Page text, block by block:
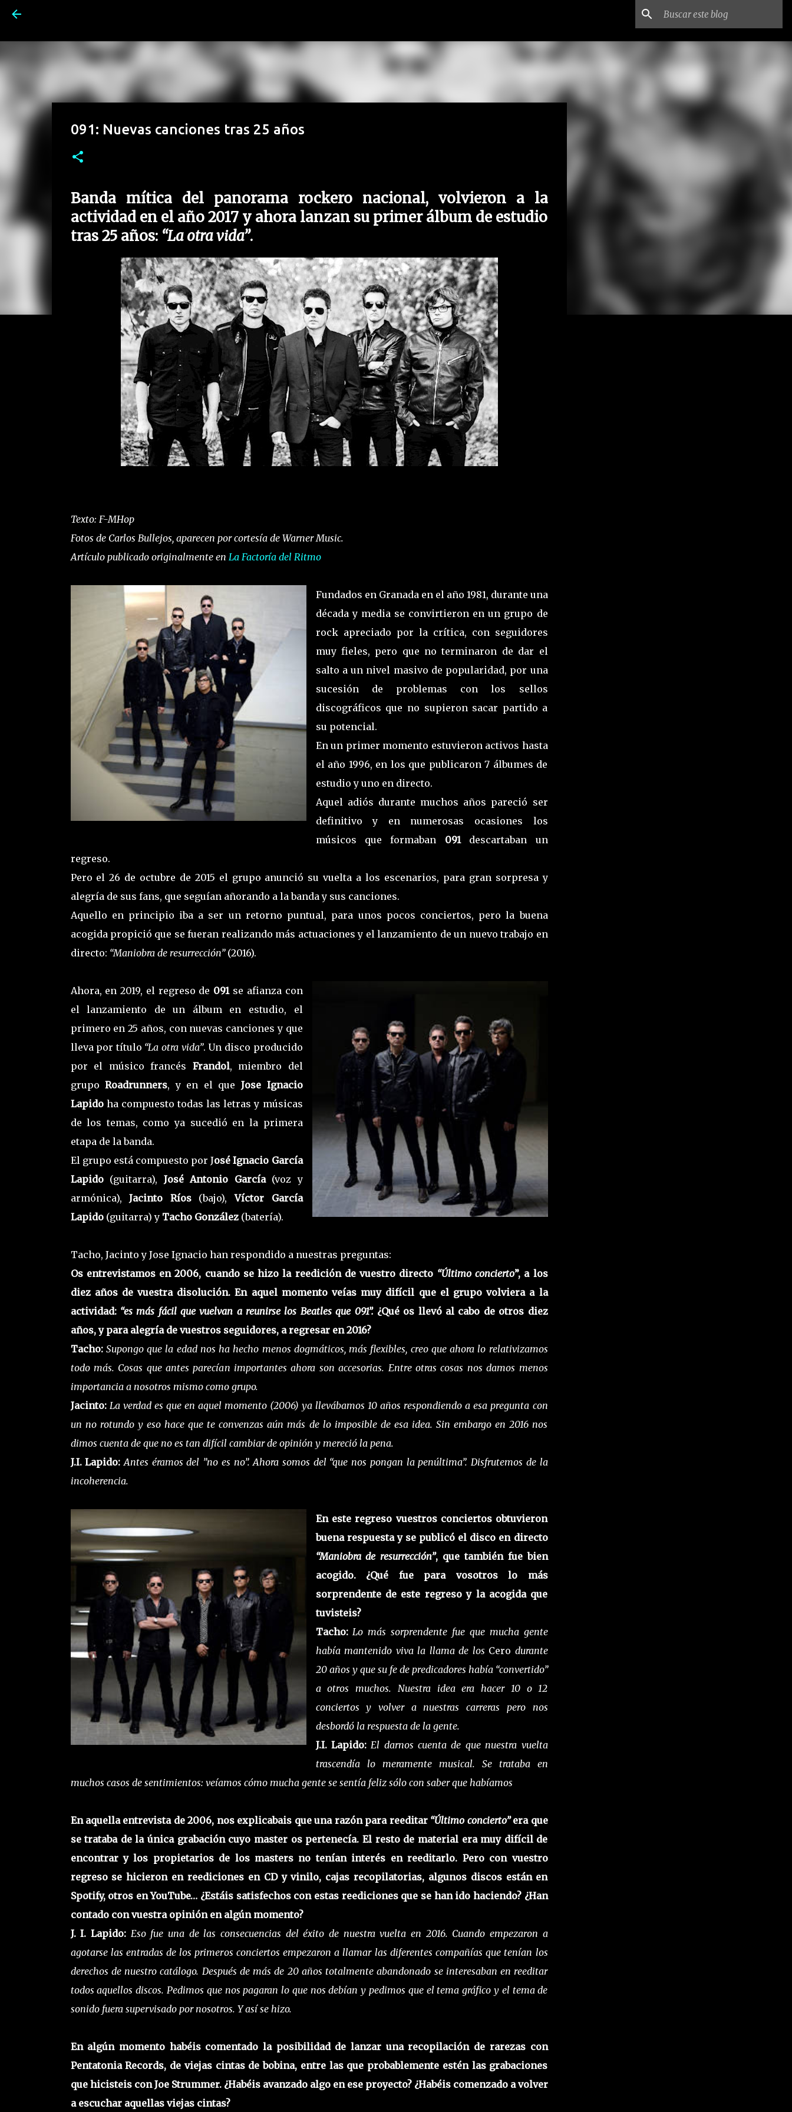
091: Nuevas canciones tras 25 años
Banda mítica del panorama rockero nacional, volvieron a la
actividad en el año 2017 y ahora lanzan su primer álbum de estudio
tras 25 años: “La otra vida”.
Texto: F-MHop
Fotos de Carlos Bullejos, aparecen por cortesía de Warner Music.
Artículo publicado originalmente en La Factoría del Ritmo
Fundados en Granada en el año 1981, durante una
década y media se convirtieron en un grupo de
rock apreciado por la crítica, con seguidores
muy fieles, pero que no terminaron de dar el
salto a un nivel masivo de popularidad, por una
sucesión de problemas con los sellos
discográficos que no supieron sacar partido a
su potencial.
En un primer momento estuvieron activos hasta
el año 1996, en los que publicaron 7 álbumes de
estudio y uno en directo.
Aquel adiós durante muchos años pareció ser
definitivo y en numerosas ocasiones los
músicos que formaban 091 descartaban un
regreso.
Pero el 26 de octubre de 2015 el grupo anunció su vuelta a los escenarios, para gran sorpresa y
alegría de sus fans, que seguían añorando a la banda y sus canciones.
Aquello en principio iba a ser un retorno puntual, para unos pocos conciertos, pero la buena
acogida propició que se fueran realizando más actuaciones y el lanzamiento de un nuevo trabajo en
directo: “Maniobra de resurrección”(2016).
Ahora, en 2019, el regreso de 091 se afianza con
el lanzamiento de un álbum en estudio, el
primero en 25 años, con nuevas canciones y que
lleva por título “La otra vida”. Un disco producido
por el músico francés Frandol, miembro del
grupoRoadrunners, y en el que Jose Ignacio
Lapido ha compuesto todas las letras y músicas
de los temas, como ya sucedió en la primera
etapa de la banda.
El grupo está compuesto por José Ignacio García
Lapido (guitarra), José Antonio García(voz y
armónica),Jacinto Ríos(bajo),Víctor García
Lapido(guitarra) y Tacho González(batería).
Tacho, Jacinto y Jose Ignacio han respondido a nuestras preguntas:
Os entrevistamos en 2006, cuando se hizo la reedición de vuestro directo “Último concierto”, a los
diez años de vuestra disolución. En aquel momento veías muy difícil que el grupo volviera a la
actividad: “es más fácil que vuelvan a reunirse los Beatles que 091”.¿Qué os llevó al cabo de otros diez
años, y para alegría de vuestros seguidores, a regresar en 2016?
Tacho: Supongo que la edad nos ha hecho menos dogmáticos, más flexibles, creo que ahora lo relativizamos
todo más. Cosas que antes parecían importantes ahora son accesorias. Entre otras cosas nos damos menos
importancia a nosotros mismo como grupo.
Jacinto:La verdad es que en aquel momento (2006) ya llevábamos 10 años respondiendo a esa pregunta con
un no rotundo y eso hace que te convenzas aún más de lo imposible de esa idea. Sin embargo en 2016 nos
dimos cuenta de que no es tan difícil cambiar de opinión y mereció la pena.
J.I. Lapido: Antes éramos del ”no es no”. Ahora somos del “que nos pongan la penúltima”. Disfrutemos de la
incoherencia.
En este regreso vuestros conciertos obtuvieron
buena respuesta y se publicó el disco en directo
“Maniobra de resurrección”, que también fue bien
acogido. ¿Qué fue para vosotros lo más
sorprendente de este regreso y la acogida que
tuvisteis?
Tacho: Lo más sorprendente fue que mucha gente
había mantenido viva la llama de los Cero durante
20 años y que su fe de predicadores había “convertido”
a otros muchos. Nuestra idea era hacer 10 o 12
conciertos y volver a nuestras carreras pero nos
desbordó la respuesta de la gente.
J.I. Lapido: El darnos cuenta de que nuestra vuelta
trascendía lo meramente musical. Se trataba en
muchos casos de sentimientos: veíamos cómo mucha gente se sentía feliz sólo con saber que habíamos
En aquella entrevista de 2006, nos explicabais que una razón para reeditar “Último concierto”era que
se trataba de la única grabación cuyo master os pertenecía. El resto de material era muy difícil de
encontrar y los propietarios de los masters no tenían interés en reeditarlo. Pero con vuestro
regreso se hicieron en reediciones en CD y vinilo, cajas recopilatorias, algunos discos están en
Spotify, otros en YouTube… ¿Estáis satisfechos con estas reediciones que se han ido haciendo? ¿Han
contado con vuestra opinión en algún momento?
J. I. Lapido: Eso fue una de las consecuencias del éxito de nuestra vuelta en 2016. Cuando empezaron a
agotarse las entradas de los primeros conciertos empezaron a llamar las diferentes compañías que tenían los
derechos de nuestro catálogo. Después de más de 20 años totalmente abandonado se interesaban en reeditar
todos aquellos discos. Pedimos que nos pagaran lo que nos debían y pedimos que el tema gráfico y el tema de
sonido fuera supervisado por nosotros. Y así se hizo.
En algún momento habéis comentado la posibilidad de lanzar una recopilación de rarezas con
Pentatonia Records, de viejas cintas de bobina, entre las que probablemente estén las grabaciones
que hicisteis con Joe Strummer. ¿Habéis avanzado algo en ese proyecto? ¿Habéis comenzado a volver
a escuchar aquellas viejas cintas?